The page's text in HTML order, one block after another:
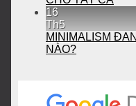
16
Th5
MINIMALISM
NÀO?